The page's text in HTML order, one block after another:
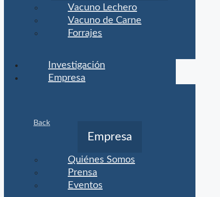
Vacuno Lechero
Vacuno de Carne
Forrajes
Investigación
Empresa
Back
Empresa
Quiénes Somos
Prensa
Eventos